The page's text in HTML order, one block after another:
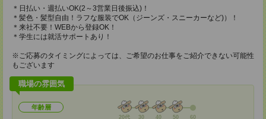
＊日払い・週払いOK(2～3営業日後振込)！
＊髪色・髪型自由！ラフな服装でOK（ジーンズ・スニーカーなど)）！
＊来社不要！WEBから登録OK！
＊学生には就活サポートあり！
※ご応募のタイミングによっては、ご希望のお仕事をご紹介できない可能性
もございます
職場の雰囲気
年齢層
20代 30 40 50 60